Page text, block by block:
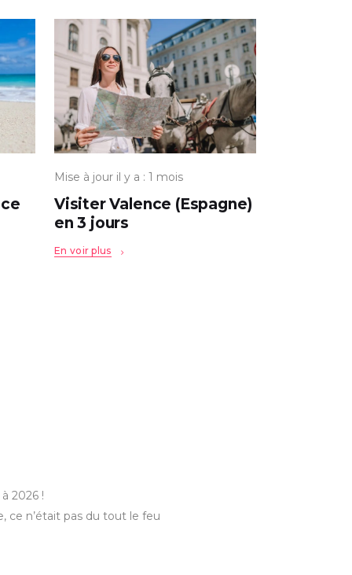
Mise à jour il y a : 1 mois
Visiter Valence (Espagne)
en 3 jours
En voir plus
2026 !
ce n’était pas du tout le feu